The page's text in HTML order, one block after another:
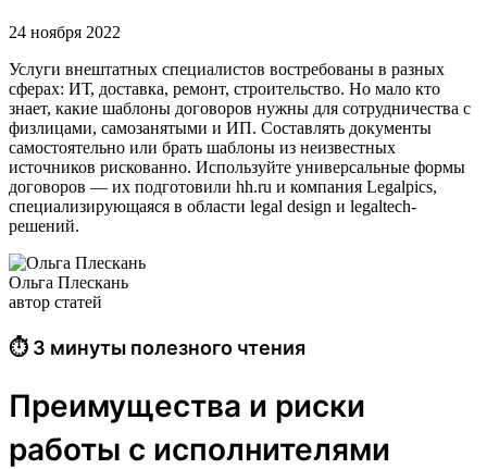
24 ноября 2022
Услуги внештатных специалистов востребованы в разных
сферах: ИТ, доставка, ремонт, строительство. Но мало кто
знает, какие шаблоны договоров нужны для сотрудничества с
физлицами, самозанятыми и ИП. Составлять документы
самостоятельно или брать шаблоны из неизвестных
источников рискованно. Используйте универсальные формы
договоров — их подготовили hh.ru и компания Legalpics,
специализирующаяся в области legal design и legaltech-
решений.
Ольга Плескань
автор статей
⏱ 3 минуты полезного чтения
Преимущества и риски
работы с исполнителями